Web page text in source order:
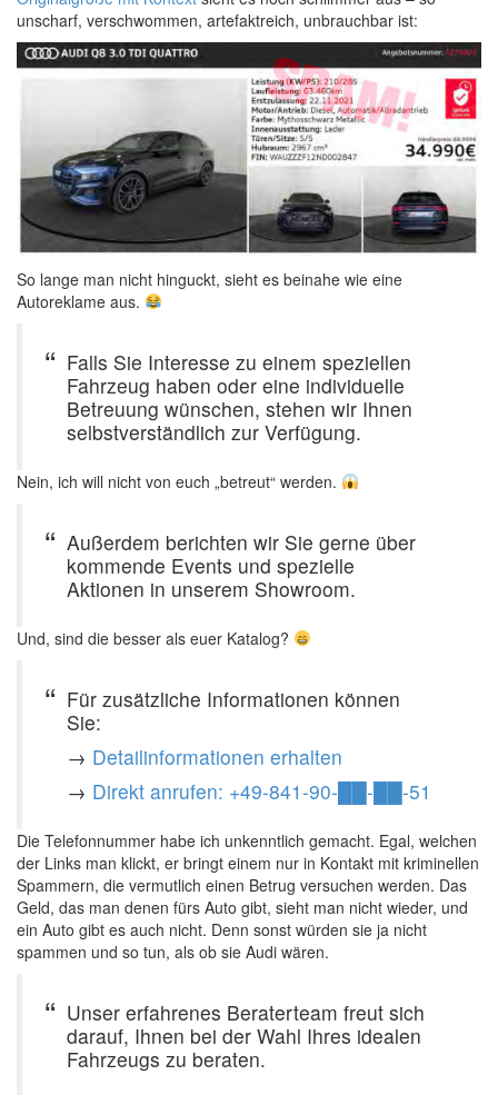
unscharf, verschwommen, artefaktreich, unbrauchbar ist:
So lange man nicht hinguckt, sieht es beinahe wie eine
Autoreklame aus.
Falls Sie Interesse zu einem speziellen
Fahrzeug haben oder eine individuelle
Betreuung wünschen, stehen wir Ihnen
selbstverständlich zur Verfügung.
Nein, ich will nicht von euch „betreut“ werden.
Außerdem berichten wir Sie gerne über
kommende Events und spezielle
Aktionen in unserem Showroom.
Und, sind die besser als euer Katalog?
Für zusätzliche Informationen können
Sie:
→ Detailinformationen erhalten
→ Direkt anrufen: +49-841-90-██-██-51
Die Telefonnummer habe ich unkenntlich gemacht. Egal, welchen
der Links man klickt, er bringt einem nur in Kontakt mit kriminellen
Spammern, die vermutlich einen Betrug versuchen werden. Das
Geld, das man denen fürs Auto gibt, sieht man nicht wieder, und
ein Auto gibt es auch nicht. Denn sonst würden sie ja nicht
spammen und so tun, als ob sie Audi wären.
Unser erfahrenes Beraterteam freut sich
darauf, Ihnen bei der Wahl Ihres idealen
Fahrzeugs zu beraten.